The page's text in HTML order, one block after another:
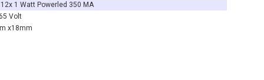
12x 1 Watt Powerled 350 MA
Volt
x18mm